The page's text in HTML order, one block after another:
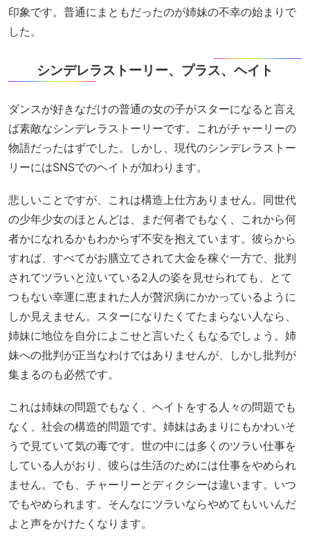
印象です。普通にまともだったのが姉妹の不幸の始まりで
した。
シンデレラストーリー、プラス、ヘイト
ダンスが好きなだけの普通の女の子がスターになると言え
ば素敵なシンデレラストーリーです。これがチャーリーの
物語だったはずでした。しかし、現代のシンデレラストー
リーにはSNSでのヘイトが加わります。
悲しいことですが、これは構造上仕方ありません。同世代
の少年少女のほとんどは、まだ何者でもなく、これから何
者かになれるかもわからず不安を抱えています。彼らから
すれば、すべてがお膳立てされて大金を稼ぐ一方で、批判
されてツラいと泣いている2人の姿を見せられても、とて
つもない幸運に恵まれた人が贅沢病にかかっているように
しか見えません。スターになりたくてたまらない人なら、
姉妹に地位を自分によこせと言いたくもなるでしょう。姉
妹への批判が正当なわけではありませんが、しかし批判が
集まるのも必然です。
これは姉妹の問題でもなく、ヘイトをする人々の問題でも
なく、社会の構造的問題です。姉妹はあまりにもかわいそ
うで見ていて気の毒です。世の中には多くのツラい仕事を
している人がおり、彼らは生活のためには仕事をやめられ
ません。でも、チャーリーとディクシーは違います。いつ
でもやめられます。そんなにツラいならやめてもいいんだ
よと声をかけたくなります。